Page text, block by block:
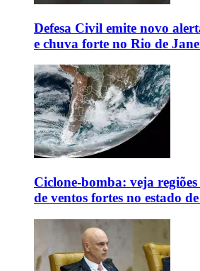
Defesa Civil emite novo
e chuva forte no Rio de
Ciclone-bomba: veja
de ventos fortes no estado